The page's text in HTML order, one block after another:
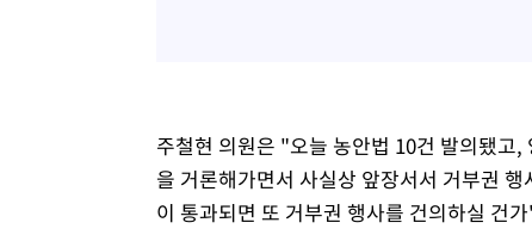
주철현 의원은 "오늘 농안법 10건 발의됐고
을 거론해가면서 사실상 앞장서서 거부권
이 통과되면 또 거부권 행사를 건의하실 건